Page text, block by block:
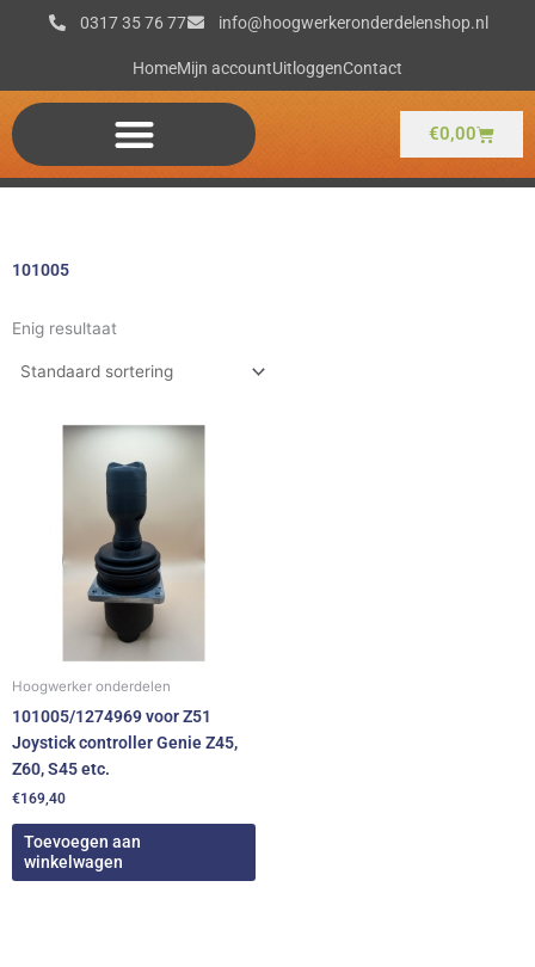
inhoud
0317 35 76 77 info@hoogwerkeronderdelenshop.nl
HomeMijn accountUitloggenContact
€0,00
101005
Enig resultaat
Hoogwerker onderdelen
101005/1274969 voor Z51
Joystick controller Genie Z45,
Z60, S45 etc.
€169,40
Toevoegen aan
winkelwagen